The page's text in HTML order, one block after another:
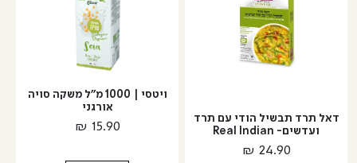
עם
עדשים-
Real
Indian
עם
עדשים
ושעועית-
Real
Indian
דאל תרד תבשיל הודי עם תרד
ועדשים- Real Indian
₪ 24.90
ויטסי | 1000 מ"ל משקה סויה
אורגני
₪ 15.90